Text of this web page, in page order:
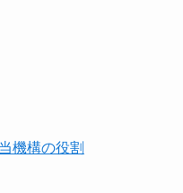
機構の役割